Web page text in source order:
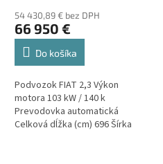
54 430,89 € bez DPH
66 950 €
Do košíka
Podvozok FIAT 2,3 Výkon
motora 103 kW / 140 k
Prevodovka automatická
Celková dĺžka (cm) 696 Šírka